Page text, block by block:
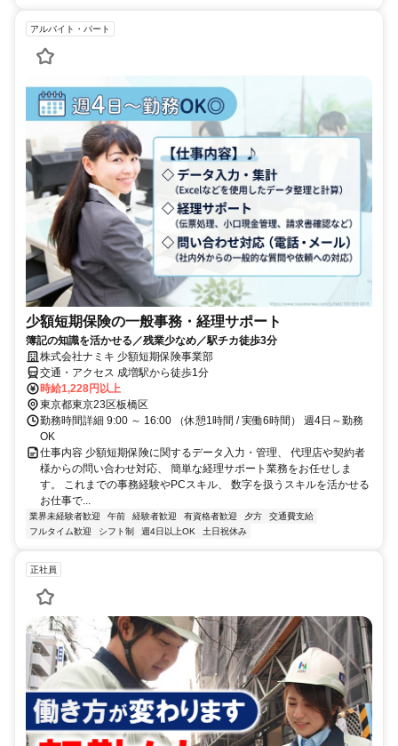
アルバイト・パート
少額短期保険の一般事務・経理サポート
簿記の知識を活かせる／残業少なめ／駅チカ徒歩3分
株式会社ナミキ 少額短期保険事業部
交通・アクセス 成増駅から徒歩1分
時給1,228円以上
東京都東京23区板橋区
勤務時間詳細 9:00 ～ 16:00 （休憩1時間 / 実働6時間） 週4日～勤務
OK
仕事内容 少額短期保険に関するデータ入力・管理、 代理店や契約者
様からの問い合わせ対応、 簡単な経理サポート業務をお任せしま
す。 これまでの事務経験やPCスキル、 数字を扱うスキルを活かせる
お仕事で...
業界未経験者歓迎 午前 経験者歓迎 有資格者歓迎 夕方
交通費支給
フルタイム歓迎
シフト制 週4日以上OK 土日祝休み
正社員